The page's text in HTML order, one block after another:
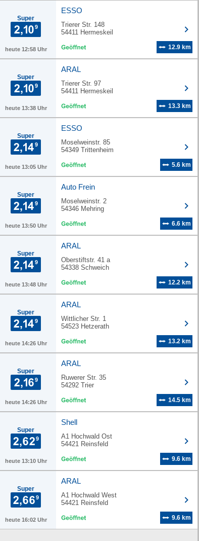
Super
heute 12:58 Uhr
ESSO
Trierer Str. 148
54411 Hermeskeil
12.9 km
Super
heute 13:38 Uhr
ARAL
Trierer Str. 97
54411 Hermeskeil
13.3 km
Super
heute 13:05 Uhr
ESSO
Moselweinstr. 85
54349 Trittenheim
5.6 km
Super
heute 13:50 Uhr
Auto Frein
Moselweinstr. 2
54346 Mehring
6.6 km
Super
heute 13:48 Uhr
ARAL
Oberstiftstr. 41 a
54338 Schweich
12.2 km
Super
heute 14:26 Uhr
ARAL
Wittlicher Str. 1
54523 Hetzerath
13.2 km
Super
heute 14:26 Uhr
ARAL
Ruwerer Str. 35
54292 Trier
14.5 km
Super
heute 13:10 Uhr
Shell
A1 Hochwald Ost
54421 Reinsfeld
9.6 km
Super
heute 16:02 Uhr
ARAL
A1 Hochwald West
54421 Reinsfeld
9.6 km